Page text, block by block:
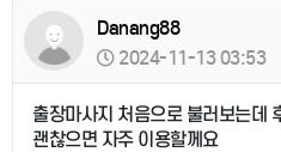
Danang88
2024-11-13 03:53
출장마사지 처음으로 불러보는데
괜찮으면 자주 이용할께요